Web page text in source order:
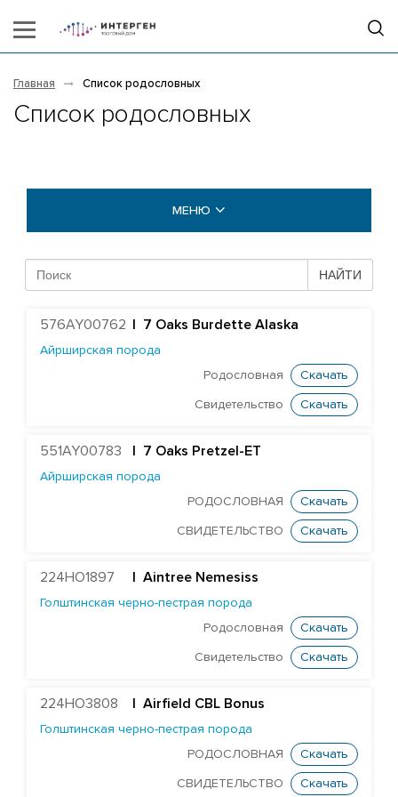
Главная Список родословных
Список родословных
МЕНЮ
Абердин-ангусская порода
Голштинская красно-пестрая порода
Farnear Mega-Man 119-ET
Mr Mega-Dare 54596-ET
X Redrock-View Klutch-ET
KCCK Pet Adidas-Red-ET
НАЙТИ
576AY00762 7 Oaks Burdette Alaska
Айрширская порода
Родословная
Скачать
Свидетельство Скачать
551AY00783 | 7 Oaks Pretzel-ET
Айрширская порода
РОДОСЛОВНАЯ
Скачать
СВИДЕТЕЛЬСТВО Скачать
224HO1897 Aintree Nemesiss
Голштинская черно-пестрая порода
Родословная
Скачать
Свидетельство Скачать
224HO3808 | Airfield CBL Bonus
Голштинская черно-пестрая порода
РОДОСЛОВНАЯ
Скачать
СВИДЕТЕЛЬСТВО Скачать